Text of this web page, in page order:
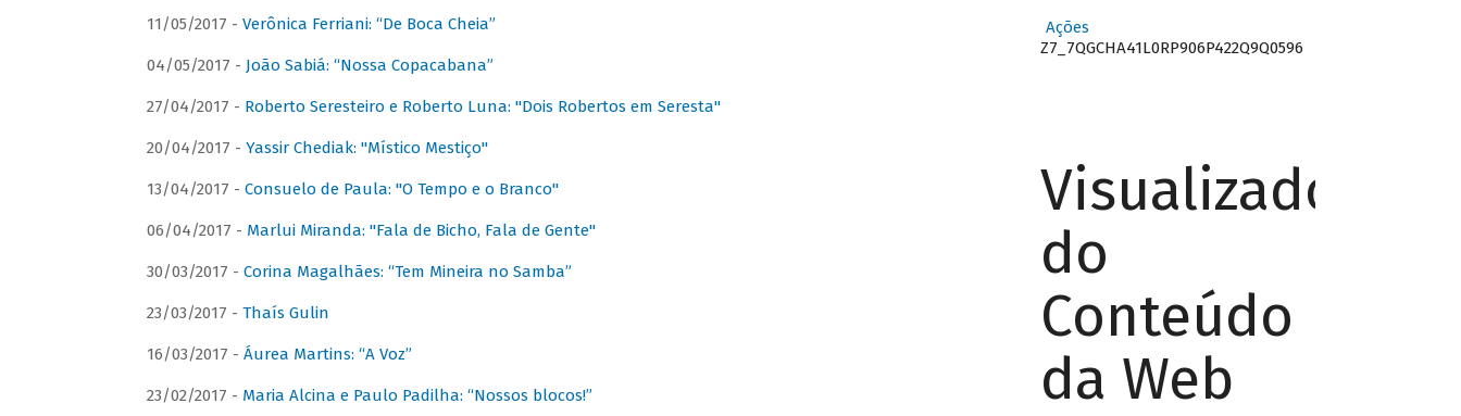
11/05/2017 - Verônica Ferriani: “De Boca Cheia”
04/05/2017 - João Sabiá: “Nossa Copacabana”
27/04/2017 - Roberto Seresteiro e Roberto Luna: "Dois Robertos em Seresta"
20/04/2017 - Yassir Chediak: "Místico Mestiço"
13/04/2017 - Consuelo de Paula: "O Tempo e o Branco"
06/04/2017 - Marlui Miranda: "Fala de Bicho, Fala de Gente"
30/03/2017 - Corina Magalhães: “Tem Mineira no Samba”
23/03/2017 - Thaís Gulin
16/03/2017 - Áurea Martins: “A Voz”
23/02/2017 - Maria Alcina e Paulo Padilha: “Nossos blocos!”
Ações
Z7_7QGCHA41L0RP906P422Q9Q0596
Visualizador
do
Conteúdo
da Web